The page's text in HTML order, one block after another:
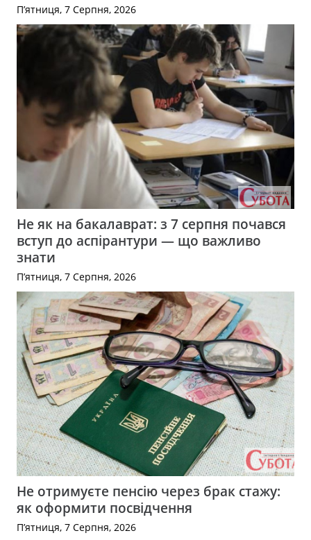
П’ятниця, 7 Серпня, 2026
Не як на бакалаврат: з 7 серпня почався
вступ до аспірантури — що важливо
знати
П’ятниця, 7 Серпня, 2026
Не отримуєте пенсію через брак стажу:
як оформити посвідчення
П’ятниця, 7 Серпня, 2026